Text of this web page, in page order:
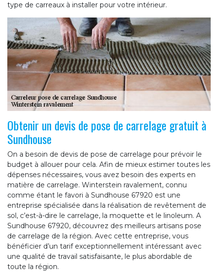
type de carreaux à installer pour votre intérieur.
Obtenir un devis de pose de carrelage gratuit à
Sundhouse
On a besoin de devis de pose de carrelage pour prévoir le
budget à allouer pour cela. Afin de mieux estimer toutes les
dépenses nécessaires, vous avez besoin des experts en
matière de carrelage. Winterstein ravalement, connu
comme étant le favori à Sundhouse 67920 est une
entreprise spécialisée dans la réalisation de revêtement de
sol, c’est-à-dire le carrelage, la moquette et le linoleum. A
Sundhouse 67920, découvrez des meilleurs artisans pose
de carrelage de la région. Avec cette entreprise, vous
bénéficier d’un tarif exceptionnellement intéressant avec
une qualité de travail satisfaisante, le plus abordable de
toute la région.